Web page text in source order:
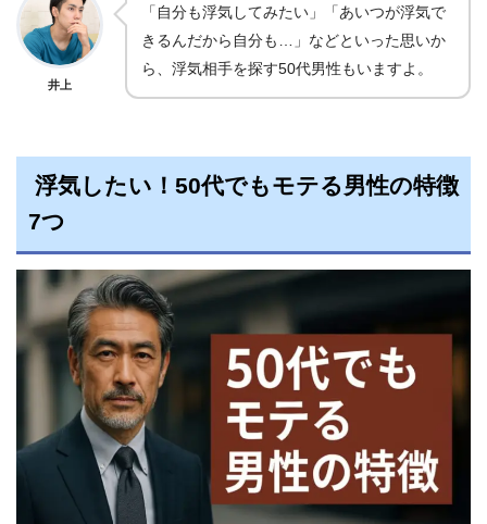
井上
「自分も浮気してみたい」「あいつが浮気で
きるんだから自分も…」などといった思いか
ら、浮気相手を探す50代男性もいますよ。
浮気したい！50代でもモテる男性の特徴
7つ